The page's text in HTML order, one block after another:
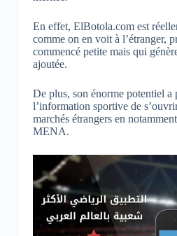
En effet, ElBotola.com est
comme on en voit à l’étranger,
commencé petite mais qui
ajoutée.
De plus, son énorme potentiel a
l’information sportive de
marchés étrangers en
MENA.